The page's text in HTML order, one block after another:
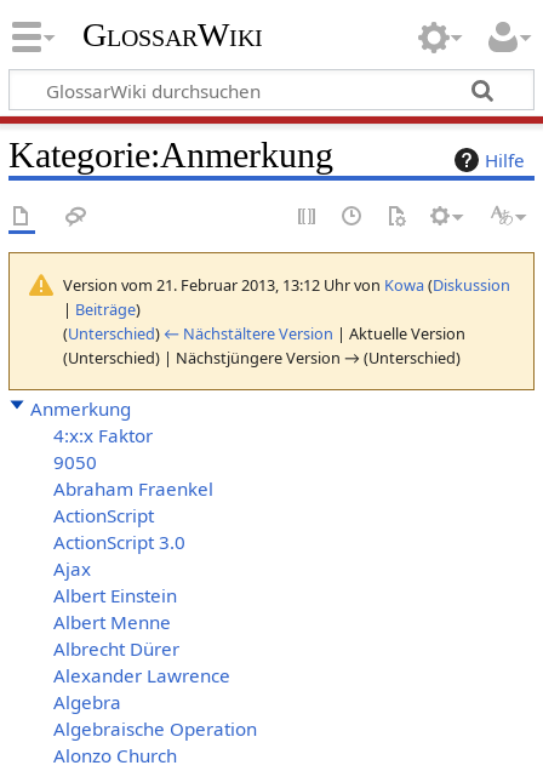
GlossarWiki
Hilfe
Kategorie:Anmerkung
Version vom 21. Februar 2013, 13:12 Uhr von Kowa(Diskussion
| Beiträge)
(Unterschied) ← Nächstältere Version | Aktuelle Version
(Unterschied) | Nächstjüngere Version → (Unterschied)
Anmerkung
4:x:x Faktor
9050
Abraham Fraenkel
ActionScript
ActionScript 3.0
Ajax
Albert Einstein
Albert Menne
Albrecht Dürer
Alexander Lawrence
Algebra
Algebraische Operation
Alonzo Church